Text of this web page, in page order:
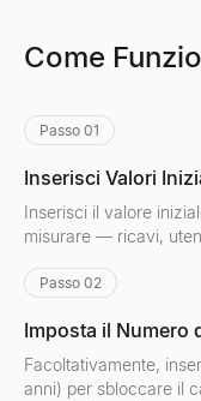
Come
Passo 01
Inserisci Valori
Inserisci il valore
misurare — ricavi,
Passo 02
Imposta il Numero
Facoltativamente,
anni) per sbloccare il